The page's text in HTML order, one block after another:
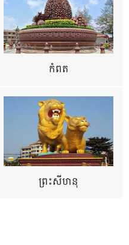
កំពត
ព្រះសីហនុ